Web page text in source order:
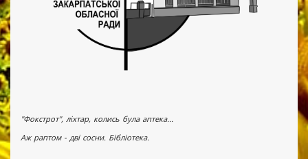
"Фокстрот", ліхтар, колись була аптека...
Аж раптом - дві сосни. Бібліотека.